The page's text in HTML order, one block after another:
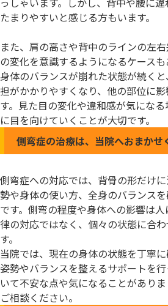
たまりやすいと感じる方もいます。
また、肩の高さや背中のラインの左
の変化を意識するようになるケースも
身体のバランスが崩れた状態が続く
担がかかりやすくなり、他の部位に
す。見た目の変化や違和感が気にな
に目を向けていくことが大切です。
側弯症の治療は、当院へおまかせ
側弯症への対応では、背骨の形だけ
勢や身体の使い方、全身のバランス
です。側弯の程度や身体への影響は
律の対応ではなく、個々の状態に合
す。
当院では、現在の身体の状態を丁寧
姿勢やバランスを整えるサポートを
いて不安な点や気になることがあり
ご相談ください。